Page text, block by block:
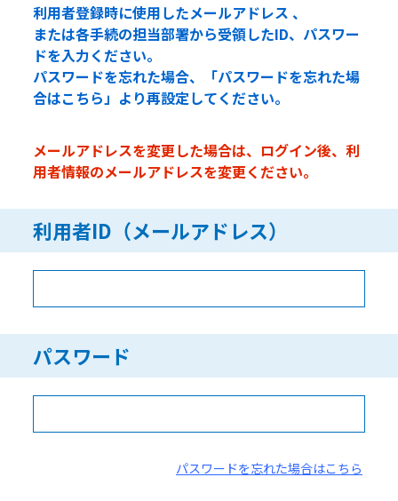
利用者登録時に使用したメールアドレス 、
または各手続の担当部署から受領したID、パスワー
ドを入力ください。
パスワードを忘れた場合、「パスワードを忘れた場
合はこちら」より再設定してください。
メールアドレスを変更した場合は、ログイン後、利
用者情報のメールアドレスを変更ください。
利用者ID（メールアドレス）
パスワード
パスワードを忘れた場合はこちら